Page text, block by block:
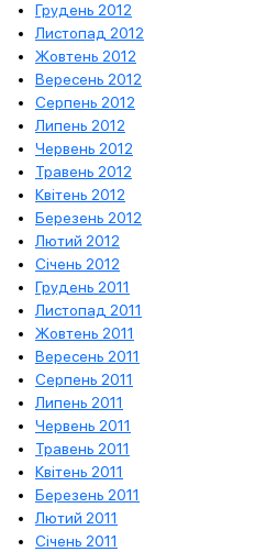
Грудень 2012
Листопад 2012
Жовтень 2012
Вересень 2012
Серпень 2012
Липень 2012
Червень 2012
Травень 2012
Квітень 2012
Березень 2012
Лютий 2012
Січень 2012
Грудень 2011
Листопад 2011
Жовтень 2011
Вересень 2011
Серпень 2011
Липень 2011
Червень 2011
Травень 2011
Квітень 2011
Березень 2011
Лютий 2011
Січень 2011